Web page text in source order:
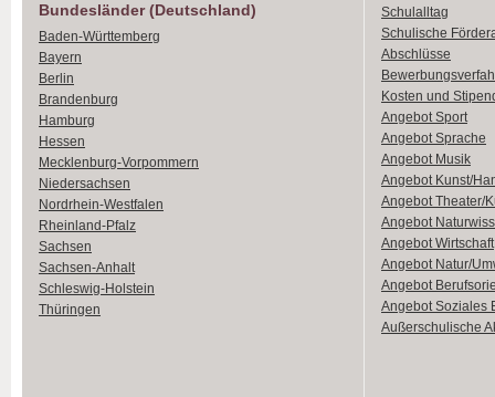
Bundesländer (Deutschland)
Baden-Württemberg
Bayern
Berlin
Brandenburg
Hamburg
Hessen
Mecklenburg-Vorpommern
Niedersachsen
Nordrhein-Westfalen
Rheinland-Pfalz
Sachsen
Sachsen-Anhalt
Schleswig-Holstein
Thüringen
Schulalltag
Schulische
Abschlüsse
Kosten und
Angebot Sport
Angebot Sprache
Angebot Musik
Angebot Kunst/
Angebot Theater/
Angebot
Angebot Wirtschaft
Angebot Natur/
Angebot
Angebot Soziales
Außerschulische